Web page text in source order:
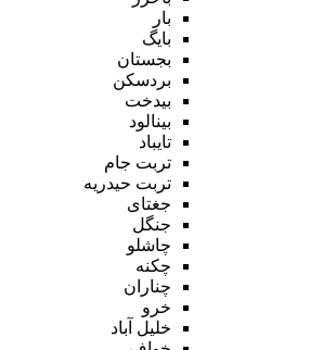
بار
بایگ
بجستان
بردسکن
بیدخت
بینالود
تایباد
تربت جام
تربت حیدریه
جغتای
جنگل
چاشلو
چکنه
چناران
خرو
خلیل آباد